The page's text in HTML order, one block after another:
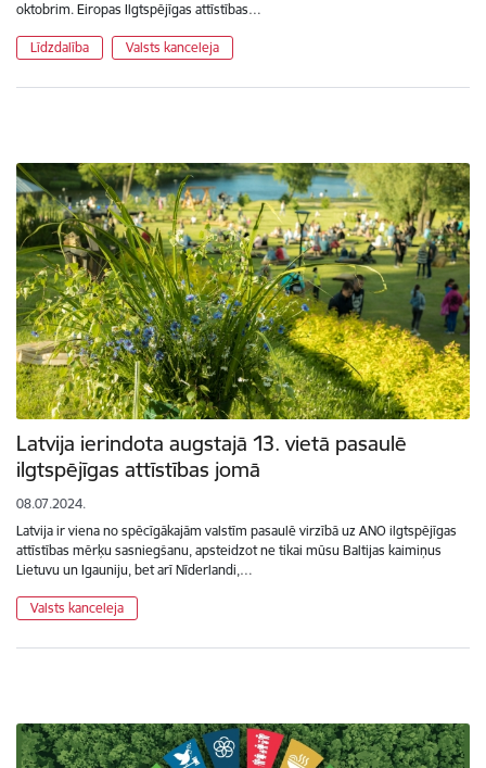
oktobrim. Eiropas Ilgtspējīgas attīstības…
Līdzdalība Valsts kanceleja
Latvija ierindota augstajā 13. vietā pasaulē
ilgtspējīgas attīstības jomā
08.07.2024.
Latvija ir viena no spēcīgākajām valstīm pasaulē virzībā uz ANO ilgtspējīgas
attīstības mērķu sasniegšanu, apsteidzot ne tikai mūsu Baltijas kaimiņus
Lietuvu un Igauniju, bet arī Nīderlandi,…
Valsts kanceleja